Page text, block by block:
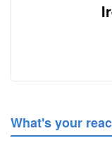
What's your